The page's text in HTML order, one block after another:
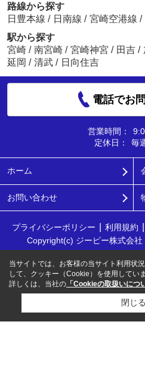
路線から探す
日豊本線 / 日南線 / 宮崎空港線 /
駅から探す
宮崎 / 南宮崎 / 宮崎神宮 / 田吉 /
延岡 / 清武 / 日向住吉
電話でお
営業時間：
定休日：
毎
ホーム
お問い合わせ
プライバシーポリシー 利用規約
Copyright(c) ジーピー株式会
当サイトでは、お客様の当サイト利用状
して、クッキー（Cookie）を使用していま
詳しくは、当社の 「Cookieの取扱いにつ
閉じる